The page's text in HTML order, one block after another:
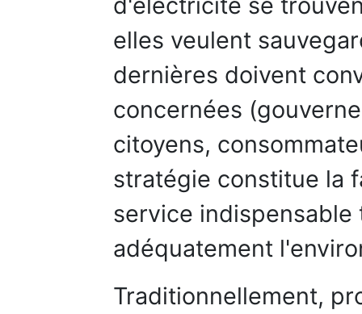
elles veulent
dernières doivent
concernées
citoyens,
stratégie constitue la
service
adéquatement
Traditionnellement,